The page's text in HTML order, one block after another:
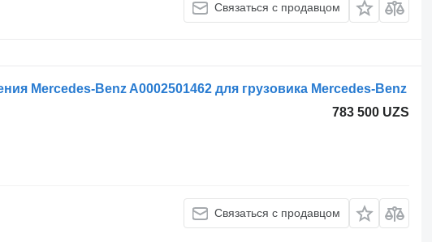
Связаться с продавцом
Mercedes-Benz A0002501462 для грузовика Mercedes-Benz
783 500 UZS
Связаться с продавцом